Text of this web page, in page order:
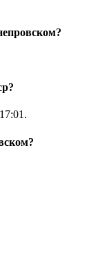
17:01 .